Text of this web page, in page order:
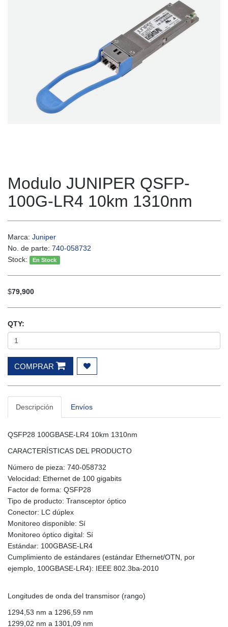
Modulo JUNIPER QSFP-
100G-LR4 10km 1310nm
Marca: Juniper
No. de parte: 740-058732
Stock:
En Stock
$79,900
QTY:
COMPRAR
Descripción Envíos
QSFP28 100GBASE-LR4 10km 1310nm
CARACTERÍSTICAS DEL PRODUCTO
Número de pieza: 740-058732
Velocidad: Ethernet de 100 gigabits
Factor de forma: QSFP28
Tipo de producto: Transceptor óptico
Conector: LC dúplex
Monitoreo disponible: Sí
Monitoreo óptico digital: Sí
Estándar: 100GBASE-LR4
Cumplimiento de estándares (estándar Ethernet/OTN, por
ejemplo, 100GBASE-LR4): IEEE 802.3ba-2010
Longitudes de onda del transmisor (rango)
1294,53 nm a 1296,59 nm
1299,02 nm a 1301,09 nm